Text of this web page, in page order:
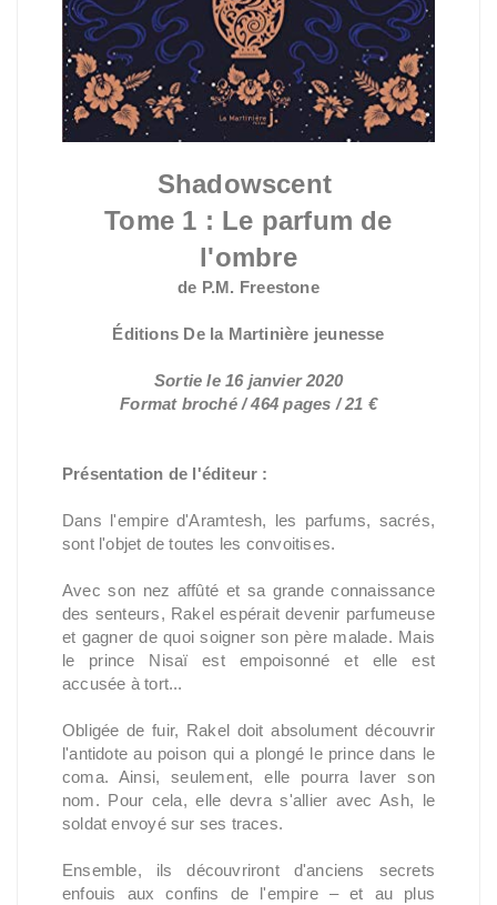
Shadowscent
Tome 1 : Le parfum de
l'ombre
de P.M. Freestone
Éditions De la Martinière jeunesse
Sortie le 16 janvier 2020
Format broché / 464 pages / 21 €
Présentation de l'éditeur :
Dans l'empire d'Aramtesh, les parfums, sacrés,
sont l'objet de toutes les convoitises.
Avec son nez affûté et sa grande connaissance
des senteurs, Rakel espérait devenir parfumeuse
et gagner de quoi soigner son père malade. Mais
le prince Nisaï est empoisonné et elle est
accusée à tort...
Obligée de fuir, Rakel doit absolument découvrir
l'antidote au poison qui a plongé le prince dans le
coma. Ainsi, seulement, elle pourra laver son
nom. Pour cela, elle devra s'allier avec Ash, le
soldat envoyé sur ses traces.
Ensemble, ils découvriront d'anciens secrets
enfouis aux confins de l'empire – et au plus